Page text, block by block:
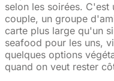
selon les soirées.
couple, un groupe
carte plus large qu'un
seafood pour les uns,
quelques options
quand on veut rester